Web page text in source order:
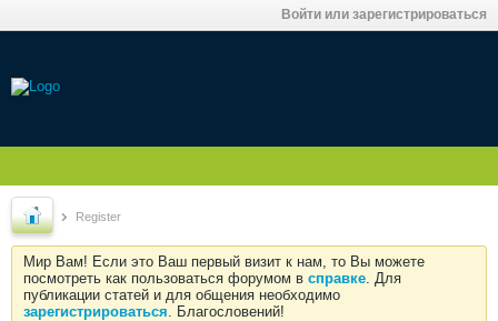
Войти или зарегистрироваться
Register
Мир Вам! Если это Ваш первый визит к нам, то Вы можете
посмотреть как пользоваться форумом в справке. Для
публикации статей и для общения необходимо
зарегистрироваться. Благословений!